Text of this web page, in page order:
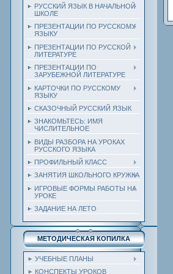
РУССКИЙ ЯЗЫК В НАЧАЛЬНОЙ
ШКОЛЕ
ПРЕЗЕНТАЦИИ ПО РУССКОМУ
ЯЗЫКУ
ПРЕЗЕНТАЦИИ ПО РУССКОЙ
ЛИТЕРАТУРЕ
ПРЕЗЕНТАЦИИ ПО
ЗАРУБЕЖНОЙ ЛИТЕРАТУРЕ
КАРТОЧКИ ПО РУССКОМУ
ЯЗЫКУ
СКАЗОЧНЫЙ РУССКИЙ ЯЗЫК
ЗНАКОМЬТЕСЬ: ИМЯ
ЧИСЛИТЕЛЬНОЕ
ВИДЫ РАЗБОРА НА УРОКАХ
РУССКОГО ЯЗЫКА
ПРОФИЛЬНЫЙ КЛАСС
ЗАНЯТИЯ ШКОЛЬНОГО КРУЖКА
ИГРОВЫЕ ФОРМЫ РАБОТЫ НА
УРОКЕ
ЗАДАНИЕ НА ЛЕТО
МЕТОДИЧЕСКАЯ КОПИЛКА
УЧЕБНЫЕ ПЛАНЫ
КОНСПЕКТЫ УРОКОВ